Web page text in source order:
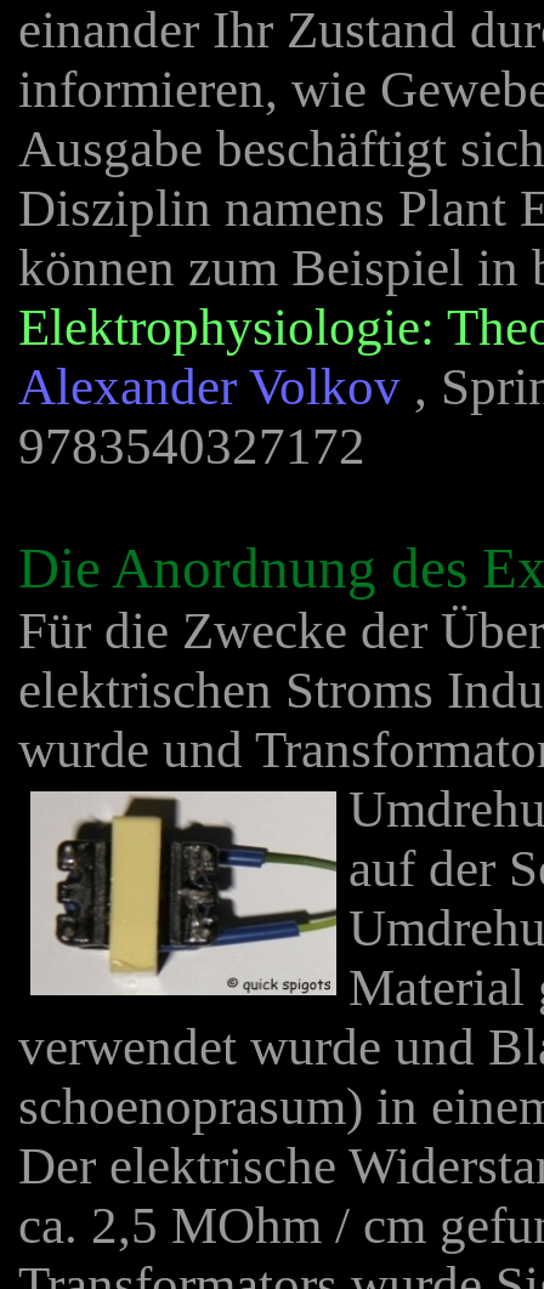
einander Ihr Zustand
informieren, wie
Ausgabe beschäftigt
Disziplin namens Plant
können zum Beispiel in
Elektrophysiologie:
Alexander Volkov ,
9783540327172
Die Anordnung des
Für die Zwecke der
elektrischen Stroms
wurde und
auf der
Material
verwendet wurde und
schoenoprasum) in
Der elektrische
ca. 2,5 MOhm / cm